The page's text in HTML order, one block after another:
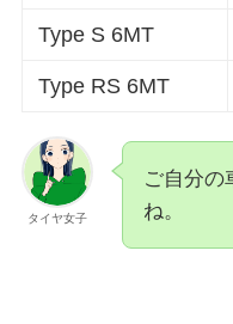
Type S 6MT
Type RS 6MT
タイヤ女子
ご自分の
ね。